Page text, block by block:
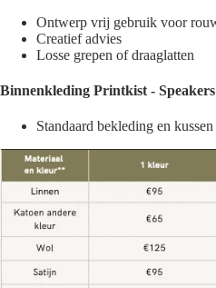
Ontwerp vrij gebruik voor
Creatief advies
Losse grepen of draaglatten
Binnenkleding Printkist -
Standaard bekleding en